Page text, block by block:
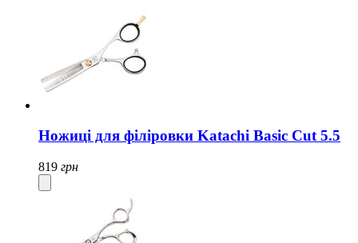
Ножиці для філіровки Katachi Basic Cut 5.5
819 грн